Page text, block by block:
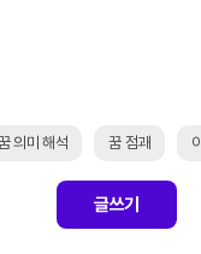
의미 해석 꿈 점괘
글쓰기